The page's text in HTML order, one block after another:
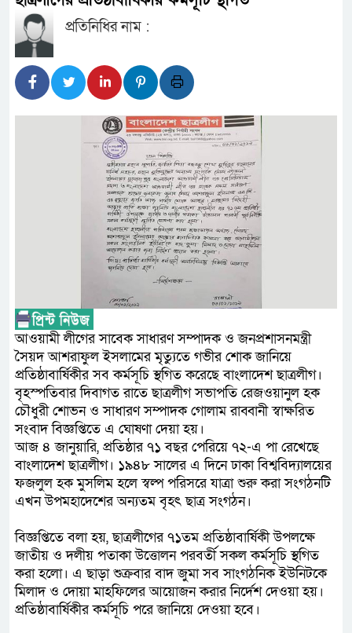
নদী দূষণ রোধে সমন্বিত
ওমানের সঙ্গে ইরানের হরমুজ
আত-তানযীল ইনস্টিটিউট
পর্দাপন উপলক্ষে আলোচনা সভা ও
ফ্যাসিবাদবিরোধী আন্দোলনে
নিরপেক্ষ ও বিশ্বাসযোগ্য : প্রধানমন্ত্রী
জুলাই স্মৃতি জাদুঘরের দুয়ার
ফিলিপাইনের দক্ষিণ উপকূলে
প্রতিনিধির নাম :
আওয়ামী লীগের সাবেক সাধারণ সম্পাদক ও জনপ্রশাসনমন্ত্রী
সৈয়দ আশরাফুল ইসলামের মৃত্যুতে গভীর শোক জানিয়ে
প্রতিষ্ঠাবার্ষিকীর সব কর্মসূচি স্থগিত করেছে বাংলাদেশ ছাত্রলীগ।
বৃহস্পতিবার দিবাগত রাতে ছাত্রলীগ সভাপতি রেজওয়ানুল হক
চৌধুরী শোভন ও সাধারণ সম্পাদক গোলাম রাব্বানী স্বাক্ষরিত
সংবাদ বিজ্ঞপ্তিতে এ ঘোষণা দেয়া হয়।
আজ ৪ জানুয়ারি, প্রতিষ্ঠার ৭১ বছর পেরিয়ে ৭২-এ পা রেখেছে
বাংলাদেশ ছাত্রলীগ। ১৯৪৮ সালের এ দিনে ঢাকা বিশ্ববিদ্যালয়ের
ফজলুল হক মুসলিম হলে স্বল্প পরিসরে যাত্রা শুরু করা সংগঠনটি
এখন উপমহাদেশের অন্যতম বৃহৎ ছাত্র সংগঠন।
বিজ্ঞপ্তিতে বলা হয়, ছাত্রলীগের ৭১তম প্রতিষ্ঠাবার্ষিকী উপলক্ষে
জাতীয় ও দলীয় পতাকা উত্তোলন পরবর্তী সকল কর্মসূচি স্থগিত
করা হলো। এ ছাড়া শুক্রবার বাদ জুমা সব সাংগঠনিক ইউনিটকে
মিলাদ ও দোয়া মাহফিলের আয়োজন করার নির্দেশ দেওয়া হয়।
প্রতিষ্ঠাবার্ষিকীর কর্মসূচি পরে জানিয়ে দেওয়া হবে।